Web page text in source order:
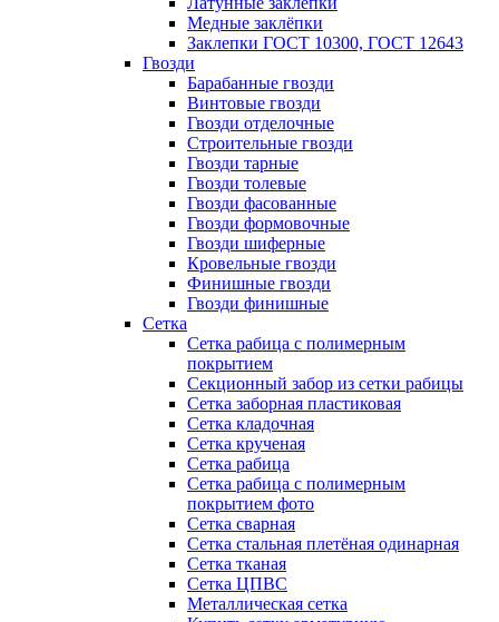
Медные заклёпки
Заклепки ГОСТ 10300, ГОСТ 12643
Гвозди
Барабанные гвозди
Винтовые гвозди
Гвозди отделочные
Строительные гвозди
Гвозди тарные
Гвозди толевые
Гвозди фасованные
Гвозди формовочные
Гвозди шиферные
Кровельные гвозди
Финишные гвозди
Гвозди финишные
Сетка
Сетка рабица с полимерным
покрытием
Секционный забор из сетки рабицы
Сетка заборная пластиковая
Сетка кладочная
Сетка крученая
Сетка рабица
Сетка рабица с полимерным
покрытием фото
Сетка сварная
Сетка стальная плетёная одинарная
Сетка тканая
Сетка ЦПВС
Металлическая сетка